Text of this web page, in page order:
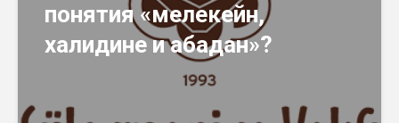
понятия «мелекейн,
халидине и абадан»?